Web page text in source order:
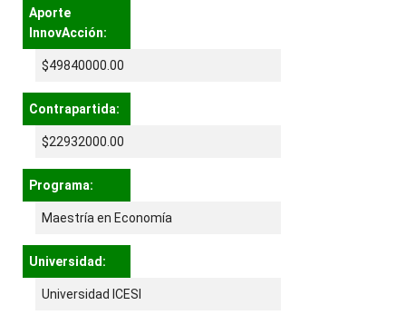
Aporte
InnovAcción:
$49840000.00
Contrapartida:
$22932000.00
Programa:
Maestría en Economía
Universidad:
Universidad ICESI